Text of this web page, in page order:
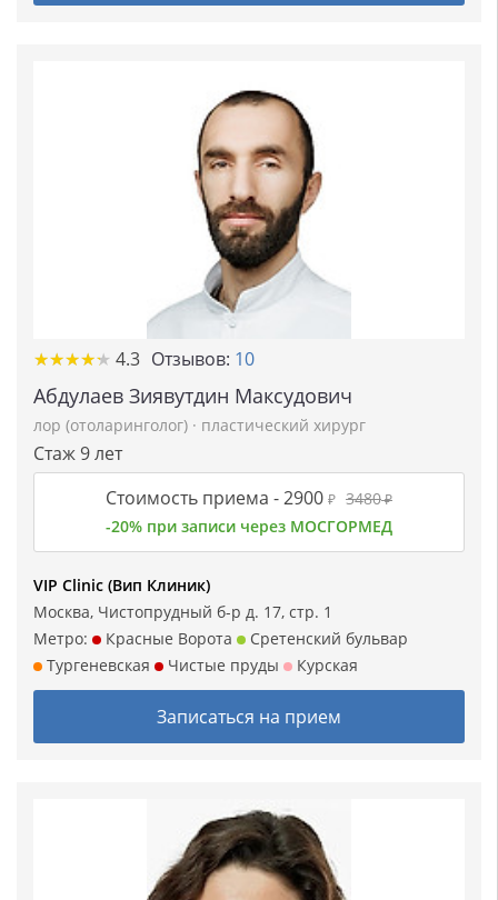
★★★★★
★★★★★ 4.3 Отзывов: 10
Абдулаев Зиявутдин Максудович
лор (отоларинголог) · пластический хирург
Стаж 9 лет
Стоимость приема -2900 ₽ 3480₽
-20% при записи через МОСГОРМЕД
VIP Clinic (Вип Клиник)
Москва, Чистопрудный б-р д. 17, стр. 1
Метро:
Красные Ворота
Сретенский бульвар
Тургеневская
Чистые пруды Курская
Записаться на прием